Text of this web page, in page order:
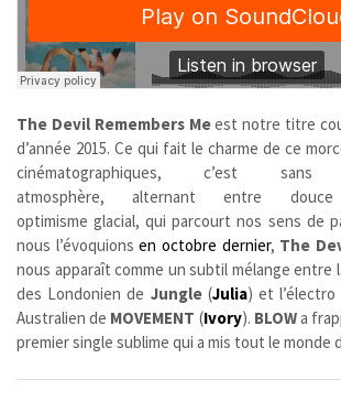
The Devil Remembers Meest notre titre
d’année 2015. Ce qui fait le charme de ce
cinématographiques, c’est
atmosphère, alternant entre
optimisme glacial, qui parcourt nos sens de
nous l’évoquionsen octobre dernier, The
nous apparaît comme un subtil mélange entre
des Londonien de Jungle(Julia) et
Australien de MOVEMENT (Ivory). BLOWa
premier single sublime qui a mis tout le monde